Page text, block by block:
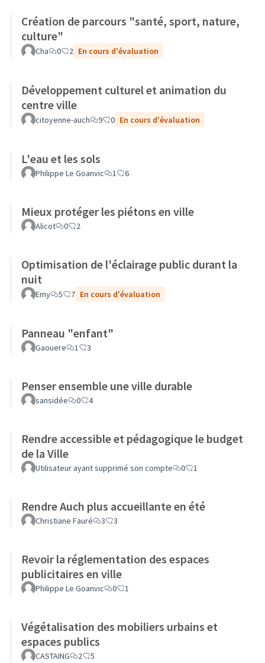
Création de parcours "santé, sport, nature,
culture"
Cha 0 2 En cours d'évaluation
Développement culturel et animation du
centre ville
citoyenne-auch 9 0 En cours d'évaluation
L'eau et les sols
Philippe Le Goanvic 1 6
Mieux protéger les piétons en ville
Alicot 0 2
Optimisation de l'éclairage public durant la
nuit
Emy 5 7 En cours d'évaluation
Panneau "enfant"
Gaouere 1 3
Penser ensemble une ville durable
sansidée 0 4
Rendre accessible et pédagogique le budget
de la Ville
Utilisateur ayant supprimé son compte 0 1
Rendre Auch plus accueillante en été
Christiane Fauré 3 3
Revoir la réglementation des espaces
publicitaires en ville
Philippe Le Goanvic 0 1
Végétalisation des mobiliers urbains et
espaces publics
CASTAING 2 5